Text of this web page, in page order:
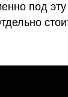
под эту